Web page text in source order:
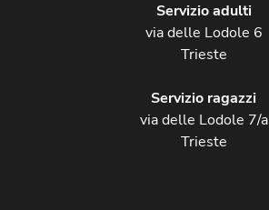
Servizio adulti
via delle Lodole 6
Trieste
Servizio ragazzi
via delle Lodole 7/a
Trieste